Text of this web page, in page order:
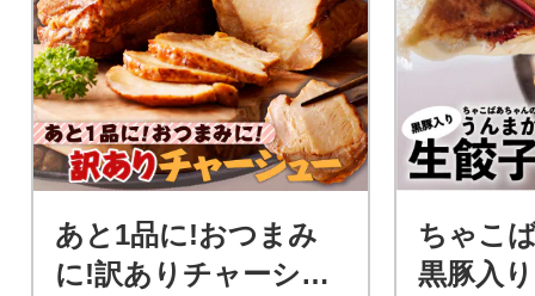
あと1品に!おつまみ
に!訳ありチャーシュ
ちゃこ
黒豚入